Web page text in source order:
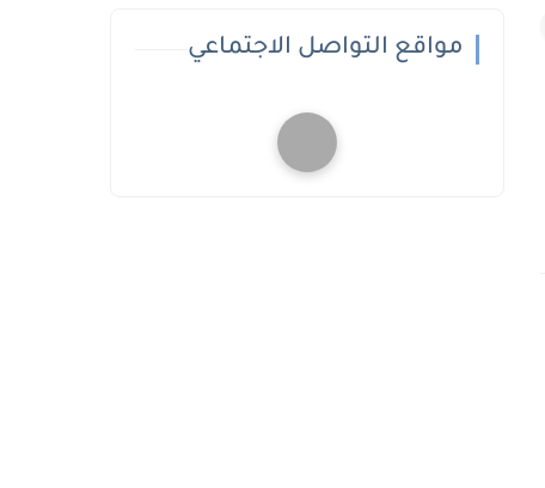
مواقع التواصل الاجتماعي